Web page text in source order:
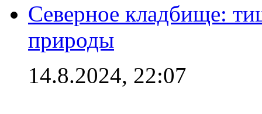
Северное кладбище:
природы
14.8.2024, 22:07